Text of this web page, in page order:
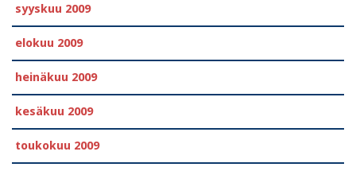
syyskuu 2009
elokuu 2009
heinäkuu 2009
kesäkuu 2009
toukokuu 2009